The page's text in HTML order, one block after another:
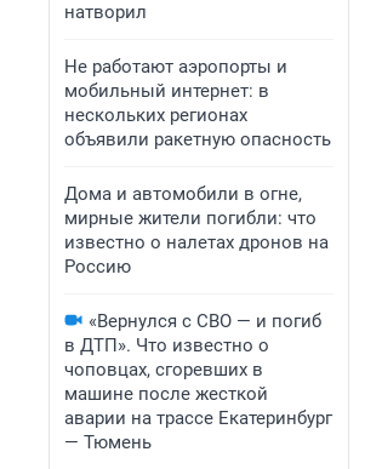
натворил
Не работают аэропорты и
мобильный интернет: в
нескольких регионах
объявили ракетную опасность
Дома и автомобили в огне,
мирные жители погибли: что
известно о налетах дронов на
Россию
«Вернулся с СВО — и погиб
в ДТП». Что известно о
чоповцах, сгоревших в
машине после жесткой
аварии на трассе Екатеринбург
— Тюмень